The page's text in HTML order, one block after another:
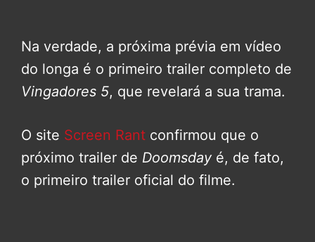
Na verdade, a próxima prévia em vídeo
do longa é o primeiro trailer completo de
Vingadores 5, que revelará a sua trama.
O site Screen Rant confirmou que o
próximo trailer de Doomsday é, de fato,
o primeiro trailer oficial do filme.